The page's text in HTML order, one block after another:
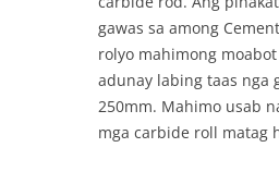
gawas sa among
rolyo mahimong
adunay labing taas nga
250mm. Mahimo usab
mga carbide roll matag